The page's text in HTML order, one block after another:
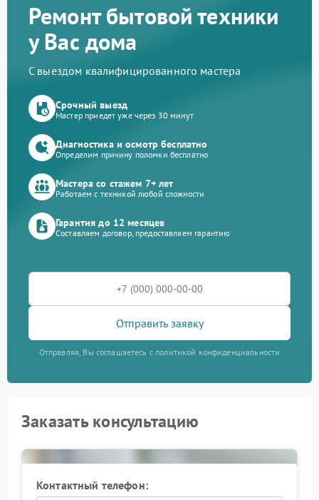
Ремонт бытовой техники
у Вас дома
С выездом квалифицированного мастера
Срочный выезд
Мастер приедет уже через 30 минут
Диагностика и осмотр бесплатно
Определим причину поломки бесплатно
Мастера со стажем 7+ лет
Работаем с техникой любой сложности
Гарантия до 12 месяцев
Составляем договор, предоставляем гарантию
Отправить заявку
Отправляя, Вы соглашаетесь с политикой конфиденциальности
Заказать консультацию
Контактный телефон: